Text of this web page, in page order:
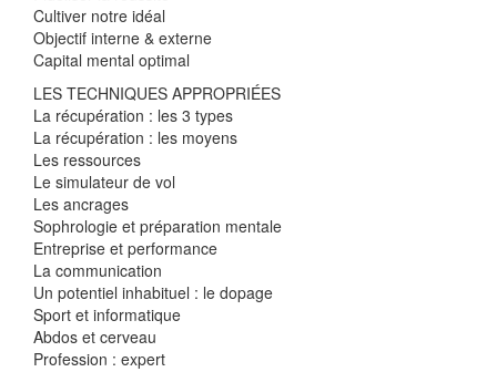
Cultiver notre idéal
Objectif interne & externe
Capital mental optimal
LES TECHNIQUES APPROPRIÉES
La récupération : les 3 types
La récupération : les moyens
Les ressources
Le simulateur de vol
Les ancrages
Sophrologie et préparation mentale
Entreprise et performance
La communication
Un potentiel inhabituel : le dopage
Sport et informatique
Abdos et cerveau
Profession : expert